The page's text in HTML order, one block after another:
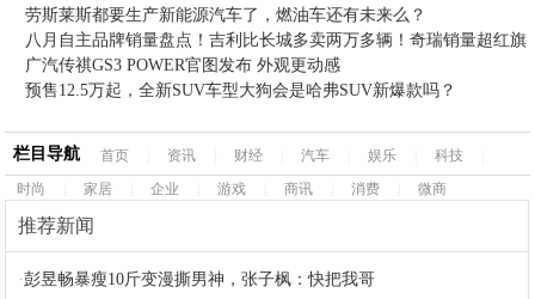
劳斯莱斯都要生产新能源汽车了，燃油车还有未来么？
八月自主品牌销量盘点！吉利比长城多卖两万多辆！奇瑞销量超红旗
广汽传祺GS3 POWER官图发布 外观更动感
预售12.5万起，全新SUV车型大狗会是哈弗SUV新爆款吗？
栏目导航 首页 资讯 财经 汽车 娱乐 科技
时尚
家居 企业 游戏 商讯 消费 微商
推荐新闻
·彭昱畅暴瘦10斤变漫撕男神，张子枫：快把我哥